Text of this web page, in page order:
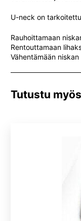
U-neck on
Rauhoittamaan
Rentouttamaan
Vähentämään
Tutustu myös